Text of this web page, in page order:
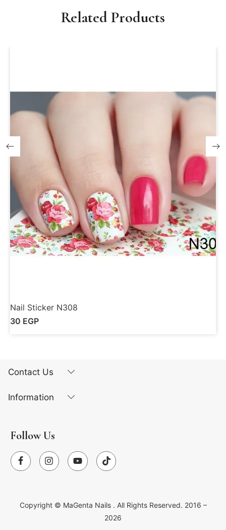
Related Products
Nail Sticker N308
30 EGP
Contact Us
Information
Follow Us
Copyright © MaGenta Nails . All Rights Reserved. 2016 –
2026